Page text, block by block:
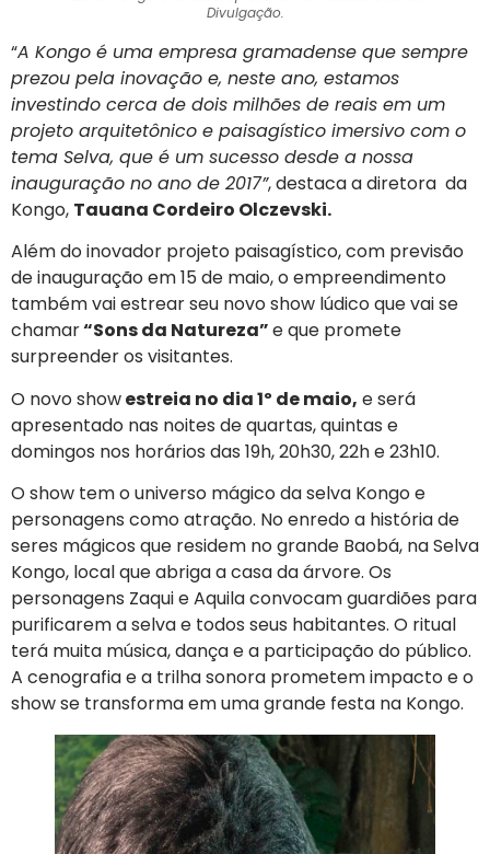
Divulgação.
“A Kongo é uma empresa gramadense que sempre
prezou pela inovação e, neste ano, estamos
investindo cerca de dois milhões de reais em um
projeto arquitetônico e paisagístico imersivo com o
tema Selva, que é um sucesso desde a nossa
inauguração no ano de 2017”, destaca a diretora da
Kongo, Tauana Cordeiro Olczevski.
Além do inovador projeto paisagístico, com previsão
de inauguração em 15 de maio, o empreendimento
também vai estrear seu novo show lúdico que vai se
chamar“Sons da Natureza”e que promete
surpreender os visitantes.
O novo showestreia no dia 1º de maio, e será
apresentado nas noites de quartas, quintas e
domingos nos horários das 19h, 20h30, 22h e 23h10.
O show tem o universo mágico da selva Kongo e
personagens como atração. No enredo a história de
seres mágicos que residem no grande Baobá, na Selva
Kongo, local que abriga a casa da árvore. Os
personagens Zaqui e Aquila convocam guardiões para
purificarem a selva e todos seus habitantes. O ritual
terá muita música, dança e a participação do público.
A cenografia e a trilha sonora prometem impacto e o
show se transforma em uma grande festa na Kongo.